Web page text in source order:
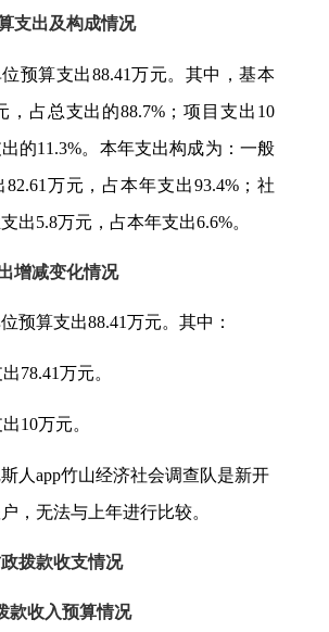
支出及构成情况
预算支出88.41万元。其中，基本
，占总支出的88.7% ；项目支出 10
的11.3%。本年支出构成为：一般
82.61 万元，占本年支出93.4% ；社
出5.8万元，占本年支出6.6%。
增减变化情况
预算支出88.41万元。其中：
78.41万元。
10万元。
人app竹山经济社会调查队是新开
，无法与上年进行比较。
政拨款收支情况
款收入预算情况